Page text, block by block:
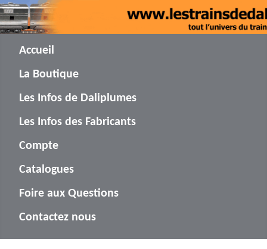
Accueil
La Boutique
Les Infos de Daliplumes
Les Infos des Fabricants
Compte
Catalogues
Foire aux Questions
Contactez nous